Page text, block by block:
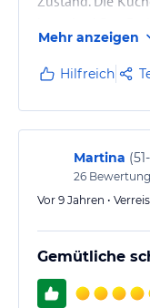
und man hatte
Doppelbett war
darin schlafen
Schnee" Die
hilfsbereit! In
Ferienwohnung
Mehr anzeigen
Hilfreich
Martina (
26
Vor 9 Jahren •
Gemütliche